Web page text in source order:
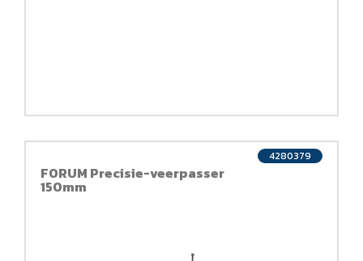
FORUM Precisie-veerpasser
150mm
4280379